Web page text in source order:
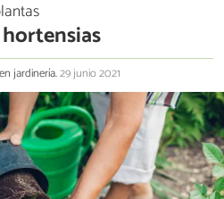
jardinería.29 junio 2021